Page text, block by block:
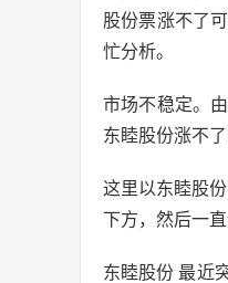
股份票涨不了
忙分析。
市场不稳定。
东睦股份涨不了
这里以东睦股
下方，然后一
东睦股份 最近